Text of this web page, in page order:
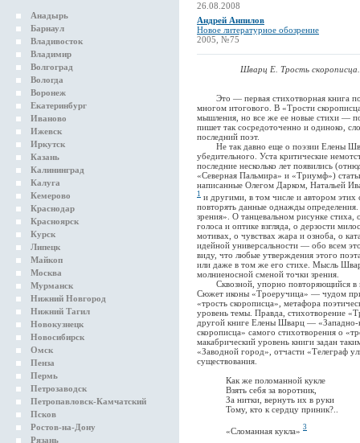
Анадырь
Барнаул
Владивосток
Владимир
Волгоград
Вологда
Воронеж
Екатеринбург
Иваново
Ижевск
Иркутск
Казань
Калининград
Калуга
Кемерово
Краснодар
Красноярск
Курск
Липецк
Майкоп
Москва
Мурманск
Нижний Новгород
Нижний Тагил
Новокузнецк
Новосибирск
Омск
Пенза
Пермь
Петрозаводск
Петропавловск-Камчатский
Псков
Ростов-на-Дону
Рязань
26.08.2008
Андрей Анпилов
Новое литературное обозрение
2005, №75
Шварц Е. Трость
Это — первая стихотворная книга
многом итогового. В «Трости
мышления, но все же ее новые стихи —
пишет так сосредоточенно и одиноко,
последний поэт.
Не так давно еще о поэзии Елены
убедительного. Уста критические
последние несколько лет появились
«Северная Пальмира» и «Триумф»)
написанные Олегом Дарком, Натальей
1 и другими, в том числе и автором этих
повторять данные однажды
зрения». О танцевальном рисунке стиха,
голоса и оптике взгляда, о дерзости
мотивах, о чувствах жара и озноба, о
идейной универсальности — обо всем
виду, что любые утверждения этого
или даже в том же его стихе. Мысль
молниеносной сменой точки зрения.
Сквозной, упорно повторяющийся в
Сюжет иконы «Троеручица» — чудом
«трость скорописца», метафора
уровень темы. Правда, стихотворение
другой книге Елены Шварц —
скорописца» самого стихотворения о
макабрический уровень книги задан
«Заводной город», отчасти «Телеграф
существования.
Как же поломанной кукле
Взять себя за воротник,
За нитки, вернуть их в руки
Тому, кто к сердцу приник?..
«Сломанная кукла» 3